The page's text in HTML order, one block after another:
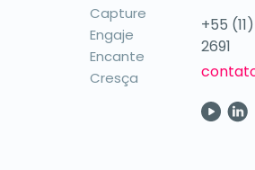
Capture
Engaje
Encante
Cresça
+55
2691